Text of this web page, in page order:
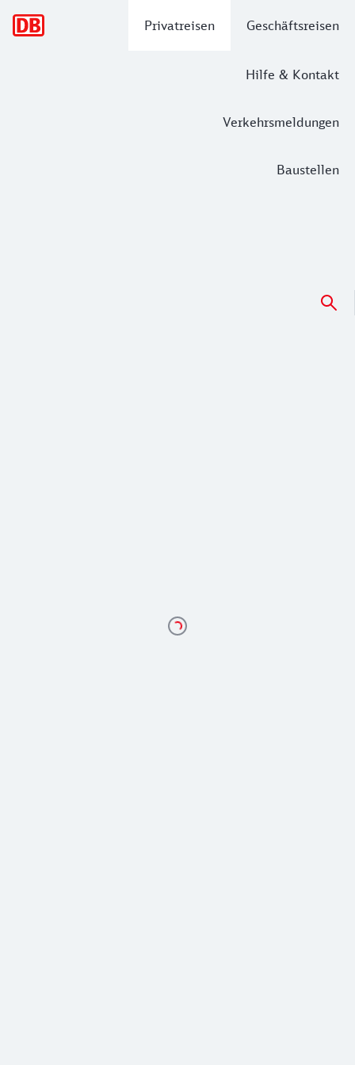
Privatreisen Geschäftsreisen
Hilfe & Kontakt
Verkehrsmeldungen
Baustellen